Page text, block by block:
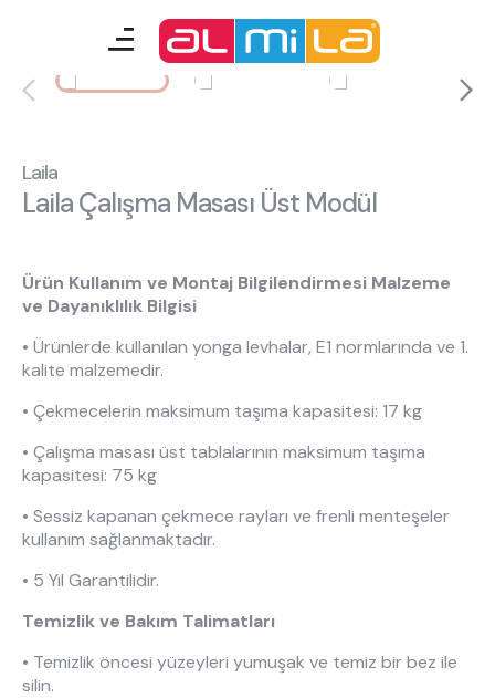
çocuk/bebek odası akıllı mobilyalar
tamamlayıcılar
Bize Ulaşın
En Yakın Almila
Kurulum & Teslimat
İnsan Kaynakları
444 8 543
Laila
Laila Çalışma Masası Üst Modül
Ürün Kullanım ve Montaj Bilgilendirmesi Malzeme
ve Dayanıklılık Bilgisi
• Ürünlerde kullanılan yonga levhalar, E1 normlarında ve 1.
kalite malzemedir.
• Çekmecelerin maksimum taşıma kapasitesi: 17 kg
• Çalışma masası üst tablalarının maksimum taşıma
kapasitesi: 75 kg
• Sessiz kapanan çekmece rayları ve frenli menteşeler
kullanım sağlanmaktadır.
• 5 Yıl Garantilidir.
Temizlik ve Bakım Talimatları
• Temizlik öncesi yüzeyleri yumuşak ve temiz bir bez ile
silin.